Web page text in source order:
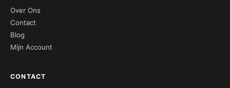
Over Ons
Contact
Blog
Mijn Account
CONTACT